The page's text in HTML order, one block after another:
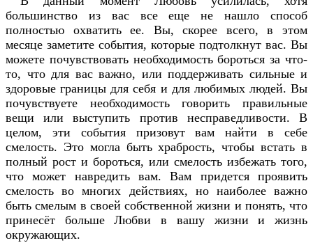
большинство из вас все еще не нашло способ
полностью охватить ее. Вы, скорее всего, в этом
месяце заметите события, которые подтолкнут вас. Вы
можете почувствовать необходимость бороться за что-
то, что для вас важно, или поддерживать сильные и
здоровые границы для себя и для любимых людей. Вы
почувствуете необходимость говорить правильные
вещи или выступить против несправедливости. В
целом, эти события призовут вам найти в себе
смелость. Это могла быть храбрость, чтобы встать в
полный рост и бороться, или смелость избежать того,
что может навредить вам. Вам придется проявить
смелость во многих действиях, но наиболее важно
быть смелым в своей собственной жизни и понять, что
принесёт больше Любви в вашу жизни и жизнь
окружающих.